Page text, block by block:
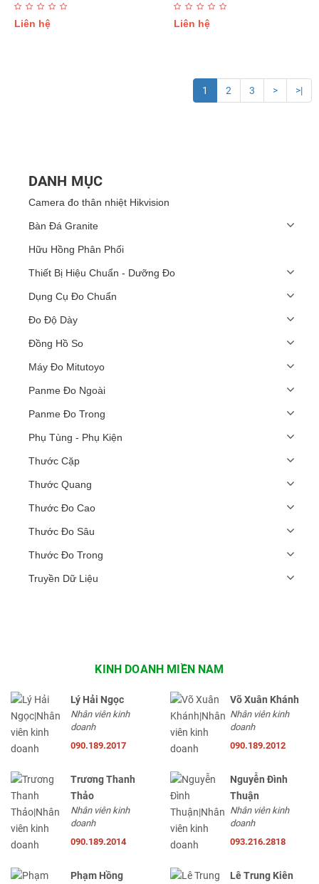
Liên hệ Liên hệ
1 2 3 > >|
DANH MỤC
Camera đo thân nhiệt Hikvision
Bàn Đá Granite
Hữu Hồng Phân Phối
Thiết Bị Hiệu Chuẩn - Dưỡng Đo
Dụng Cụ Đo Chuẩn
Đo Độ Dày
Đồng Hồ So
Máy Đo Mitutoyo
Panme Đo Ngoài
Panme Đo Trong
Phụ Tùng - Phụ Kiện
Thước Cặp
Thước Quang
Thước Đo Cao
Thước Đo Sâu
Thước Đo Trong
Truyền Dữ Liệu
KINH DOANH MIỀN NAM
Lý Hải Ngọc
Nhân viên kinh
doanh
090.189.2017
Võ Xuân Khánh
Nhân viên kinh
doanh
090.189.2012
Trương Thanh
Thảo
Nhân viên kinh
doanh
090.189.2014
Nguyễn Đình
Thuận
Nhân viên kinh
doanh
093.216.2818
Phạm Hồng
Lê Trung Kiên